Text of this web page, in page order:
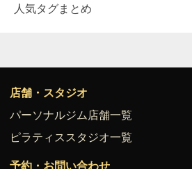
人気タグまとめ
店舗・スタジオ
パーソナルジム店舗一覧
ピラティススタジオ一覧
予約・お問い合わせ